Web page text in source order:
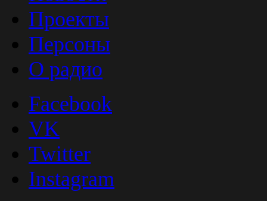
Проекты
Персоны
О радио
Facebook
VK
Twitter
Instagram